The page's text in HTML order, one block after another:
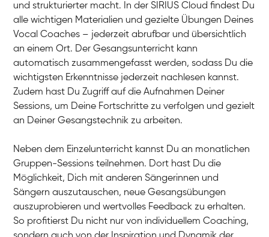
und strukturierter macht. In der SIRIUS Cloud findest Du
alle wichtigen Materialien und gezielte Übungen Deines
Vocal Coaches – jederzeit abrufbar und übersichtlich
an einem Ort. Der Gesangsunterricht kann
automatisch zusammengefasst werden, sodass Du die
wichtigsten Erkenntnisse jederzeit nachlesen kannst.
Zudem hast Du Zugriff auf die Aufnahmen Deiner
Sessions, um Deine Fortschritte zu verfolgen und gezielt
an Deiner Gesangstechnik zu arbeiten.
Neben dem Einzelunterricht kannst Du an monatlichen
Gruppen-Sessions teilnehmen. Dort hast Du die
Möglichkeit, Dich mit anderen Sängerinnen und
Sängern auszutauschen, neue Gesangsübungen
auszuprobieren und wertvolles Feedback zu erhalten.
So profitierst Du nicht nur von individuellem Coaching,